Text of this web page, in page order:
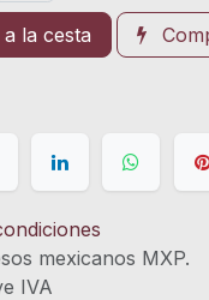
la cesta
mexicanos MXP.
incluye